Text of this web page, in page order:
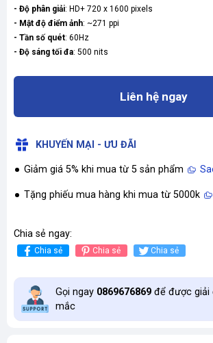
- Độ phân giải: HD+ 720 x 1600 pixels
- Mật độ điểm ảnh: ~271 ppi
- Tần số quét: 60Hz
- Độ sáng tối đa: 500 nits
Liên hệ ngay
KHUYẾN MẠI - ƯU ĐÃI
Giảm giá 5% khi mua từ 5 sản phẩm
Tặng phiếu mua hàng khi mua từ 5000k
Chia sẻ ngay:
Chia sẻ Chia sẻ Chia sẻ
Gọi ngay 0869676869 để được giải
mắc